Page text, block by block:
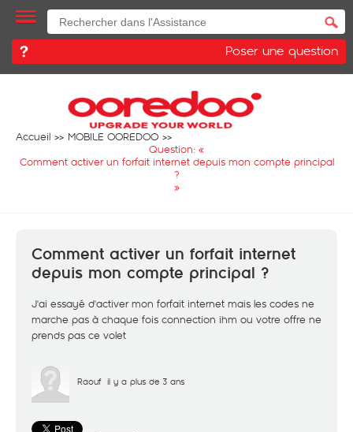
Poser une question
Accueil
MOBILE OOREDOO
Question: «
Comment activer un forfait internet depuis mon compte principal
?
»
Comment activer un forfait internet
depuis mon compte principal ?
J'ai essayé d'activer mon forfait internet mais les codes ne
marche pas à chaque fois connection ihm ou votre offre ne
prends pas ce volet
Raouf il y a plus de 3 ans